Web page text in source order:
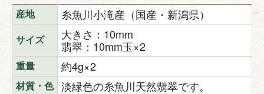
産地 糸魚川小滝産（国産・新潟県）
サイズ
大きさ：10mm
翡翠：10mm玉×2
重量 約4g×2
材質・色 淡緑色の糸魚川天然翡翠です。